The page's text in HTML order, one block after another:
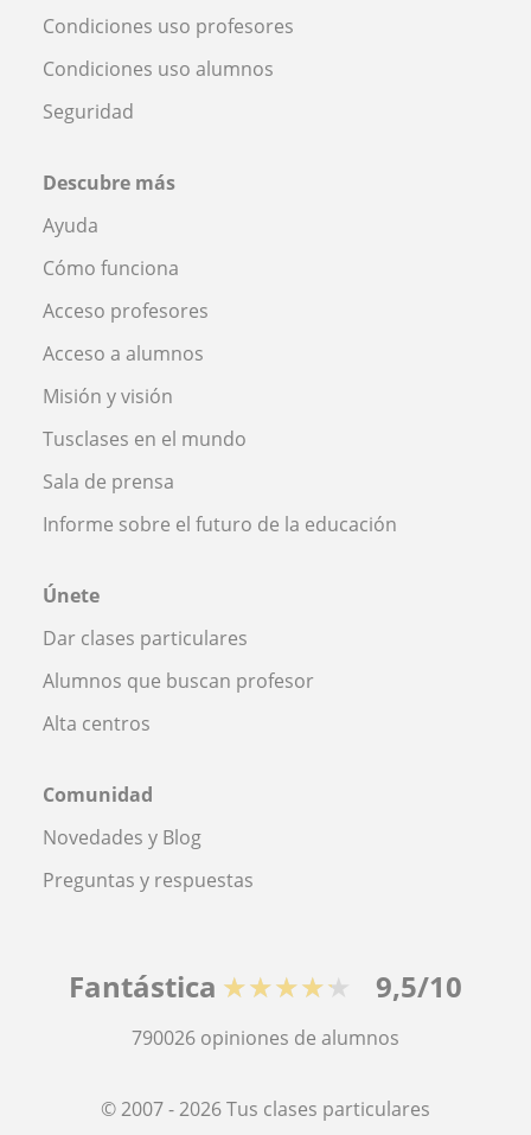
Condiciones uso profesores
Condiciones uso alumnos
Seguridad
Descubre más
Ayuda
Cómo funciona
Acceso profesores
Acceso a alumnos
Misión y visión
Tusclases en el mundo
Sala de prensa
Informe sobre el futuro de la educación
Únete
Dar clases particulares
Alumnos que buscan profesor
Alta centros
Comunidad
Novedades y Blog
Preguntas y respuestas
Fantástica ★★★★★ 9,5/10
790026 opiniones de alumnos
© 2007 - 2026 Tus clases particulares